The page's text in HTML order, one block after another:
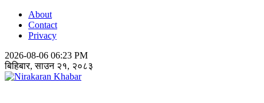
About
Contact
Privacy
2026-08-06 06:23 PM
बिहिबार, साउन २१, २०८३